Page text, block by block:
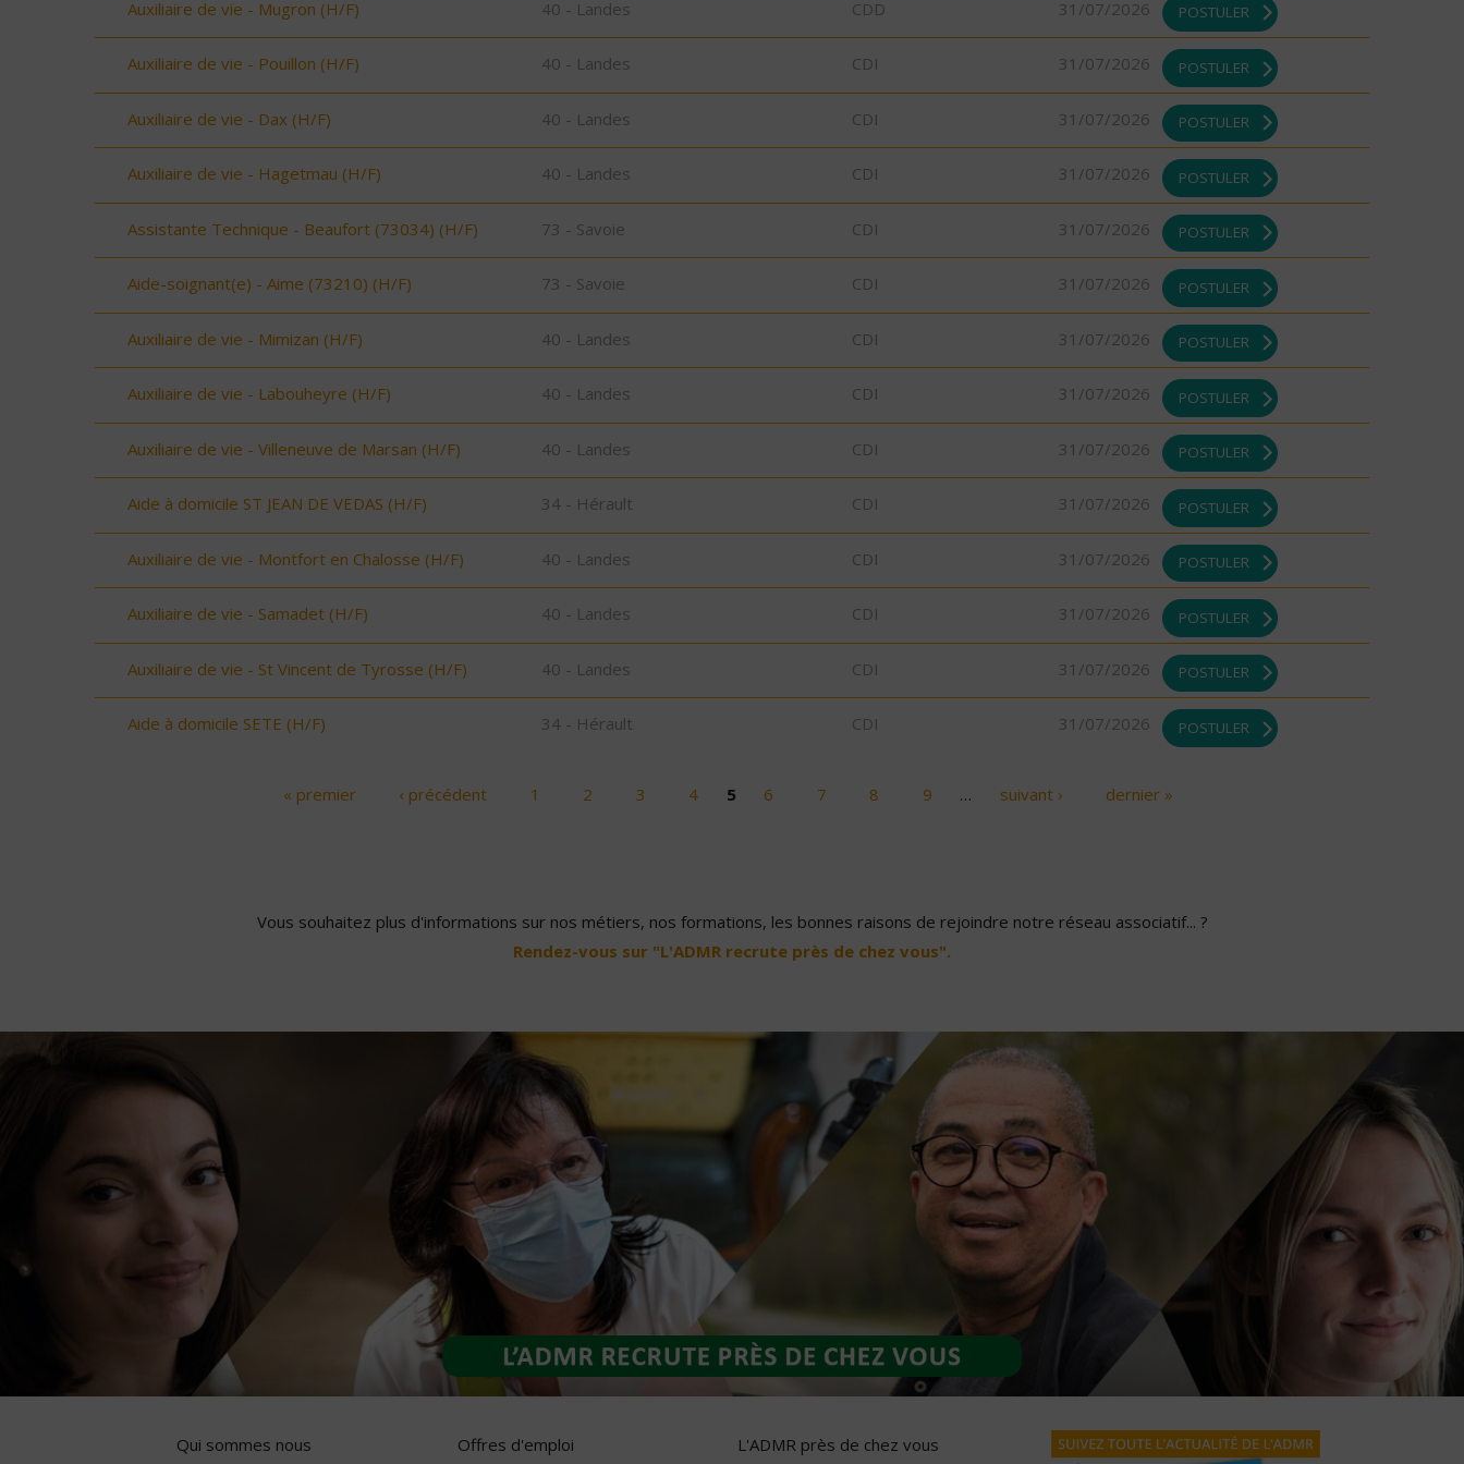
Auxiliaire de vie - Mugron (H/F) 40 - Landes CDD 31/07/2026 POSTULER
Auxiliaire de vie - Pouillon (H/F) 40 - Landes CDI 31/07/2026 POSTULER
Auxiliaire de vie - Dax (H/F) 40 - Landes CDI 31/07/2026 POSTULER
Auxiliaire de vie - Hagetmau (H/F) 40 - Landes CDI 31/07/2026 POSTULER
Assistante Technique - Beaufort (73034) (H/F) 73 - Savoie CDI 31/07/2026 POSTULER
Aide-soignant(e) - Aime (73210) (H/F) 73 - Savoie CDI 31/07/2026 POSTULER
Auxiliaire de vie - Mimizan (H/F) 40 - Landes CDI 31/07/2026 POSTULER
Auxiliaire de vie - Labouheyre (H/F) 40 - Landes CDI 31/07/2026 POSTULER
Auxiliaire de vie - Villeneuve de Marsan (H/F) 40 - Landes CDI 31/07/2026 POSTULER
Aide à domicile ST JEAN DE VEDAS (H/F) 34 - Hérault CDI 31/07/2026 POSTULER
Auxiliaire de vie - Montfort en Chalosse (H/F) 40 - Landes CDI 31/07/2026 POSTULER
Auxiliaire de vie - Samadet (H/F) 40 - Landes CDI 31/07/2026 POSTULER
Auxiliaire de vie - St Vincent de Tyrosse (H/F) 40 - Landes CDI 31/07/2026 POSTULER
Aide à domicile SETE (H/F) 34 - Hérault CDI 31/07/2026 POSTULER
« premier ‹ précédent 1 2 3 4 5 6 7 8 9 … suivant › dernier »
Vous souhaitez plus d'informations sur nos métiers, nos formations, les bonnes raisons de rejoindre notre réseau associatif... ?
Rendez-vous sur "L'ADMR recrute près de chez vous".
Qui sommes nous
Offres d'emploi
L'ADMR près de chez vous